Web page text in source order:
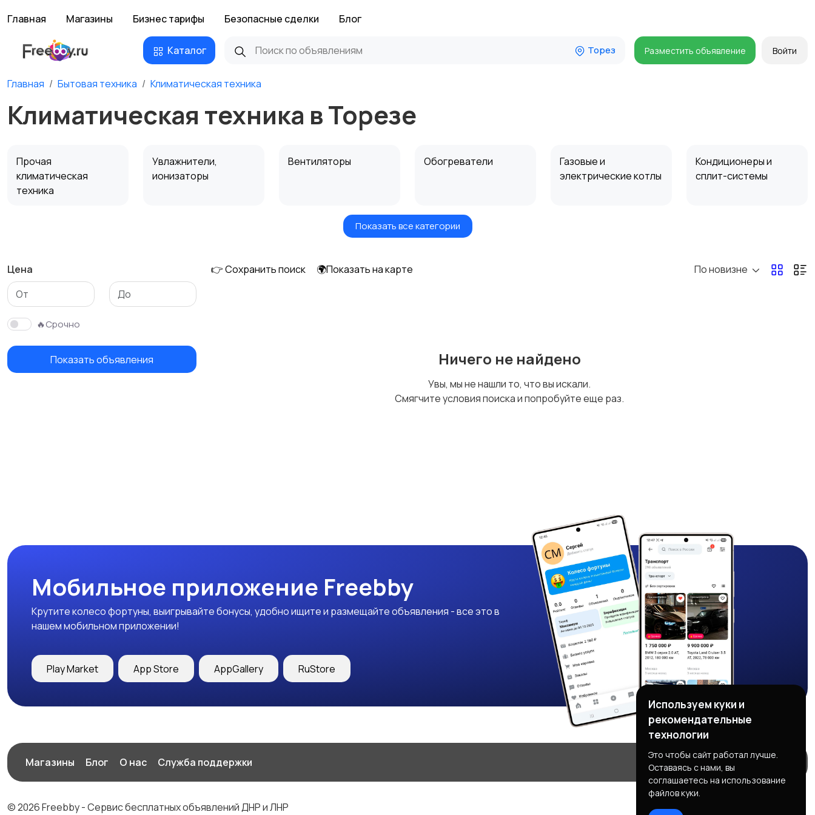
Главная Магазины Бизнес тарифы Безопасные сделки Блог
Каталог Торез Разместить объявление Войти
Главная Бытовая техника Климатическая техника
Климатическая техника в Торезе
Прочая
климатическая
техника
Увлажнители,
ионизаторы
Вентиляторы Обогреватели
Газовые и
электрические котлы
Кондиционеры и
сплит-системы
Показать все категории
Цена
🔥Срочно
Показать объявления
👉 Сохранить поиск 🌍Показать на карте По новизне
Ничего не найдено
Увы, мы не нашли то, что вы искали.
Смягчите условия поиска и попробуйте еще раз.
Мобильное приложение Freebby
Крутите колесо фортуны, выигрывайте бонусы, удобно ищите и размещайте объявления - все это в
нашем мобильном приложении!
Play Market App Store AppGallery RuStore
Магазины Блог О нас Служба поддержки
© 2026 Freebby - Сервис бесплатных объявлений ДНР и ЛНР
Используем куки и
рекомендательные
технологии
Это чтобы сайт работал лучше.
Оставаясь с нами, вы
соглашаетесь на использование
файлов куки.